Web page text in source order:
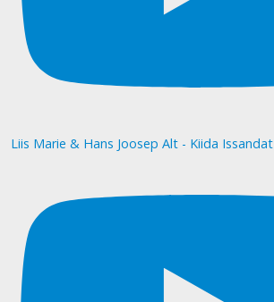
Liis Marie & Hans Joosep Alt - Kiida Issandat